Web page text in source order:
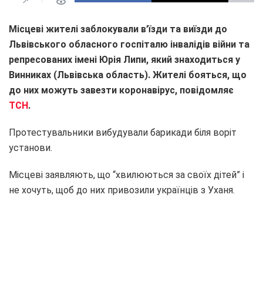
Місцеві жителі заблокували в’їзди та виїзди до
Львівського обласного госпіталю інвалідів війни та
репресованих імені Юрія Липи, який знаходиться у
Винниках (Львівська область). Жителі бояться, що
до них можуть завезти коронавірус, повідомляє
ТСН.
Протестувальники вибудували барикади біля воріт
установи.
Місцеві заявляють, що “хвилюються за своїх дітей” і
не хочуть, щоб до них привозили українців з Уханя.